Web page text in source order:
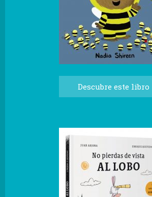
Descubre este libro